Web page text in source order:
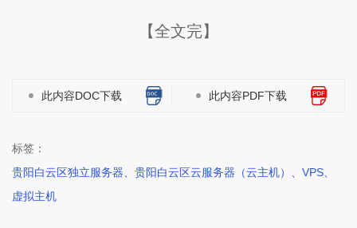
【全文完】
此内容DOC下载 此内容PDF下载
标签：
贵阳白云区独立服务器、贵阳白云区云服务器（云主机）、VPS、
虚拟主机